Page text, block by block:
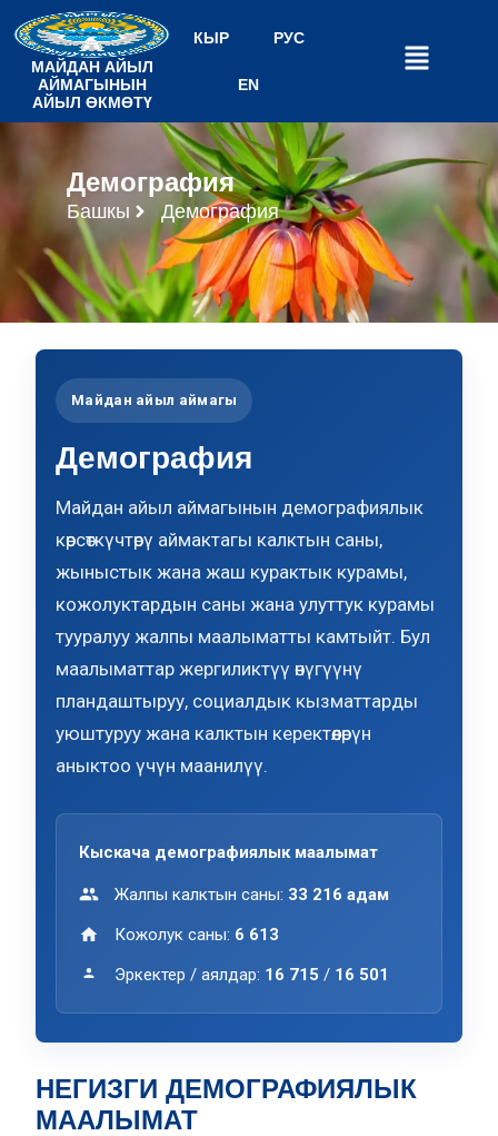
МАЙДАН АЙЫЛ
АЙМАГЫНЫН
АЙЫЛ ӨКМӨТҮ
КЫР РУС
EN
Демография
Башкы Демография
Майдан айыл аймагы
Демография
Майдан айыл аймагынын демографиялык
көрсөткүчтөрү аймактагы калктын саны,
жыныстык жана жаш курактык курамы,
кожолуктардын саны жана улуттук курамы
тууралуу жалпы маалыматты камтыйт. Бул
маалыматтар жергиликтүү өнүгүүнү
пландаштыруу, социалдык кызматтарды
уюштуруу жана калктын керектөөлөрүн
аныктоо үчүн маанилүү.
Кыскача демографиялык маалымат
Жалпы калктын саны: 33 216 адам
Кожолук саны: 6 613
Эркектер / аялдар: 16 715 / 16 501
НЕГИЗГИ ДЕМОГРАФИЯЛЫК
МААЛЫМАТ